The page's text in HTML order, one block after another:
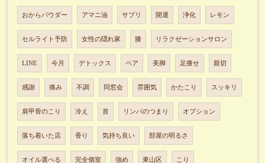
おからパウダー アマニ油 サプリ 開運 浄化 レモン
セルライト予防 女性の隠れ家 膝 リラクゼーションサロン
LINE 今月 デトックス ペア 美脚 足痩せ 親切
感謝 痛み 不調 同窓会 雰囲気 かたこり スッキリ
肩甲骨のこり 冷え 首 リンパのつまり オプション
落ち着いた店 香り 気持ち良い 部屋の明るさ
オイル選べる 完全個室 強め 東山区 こり